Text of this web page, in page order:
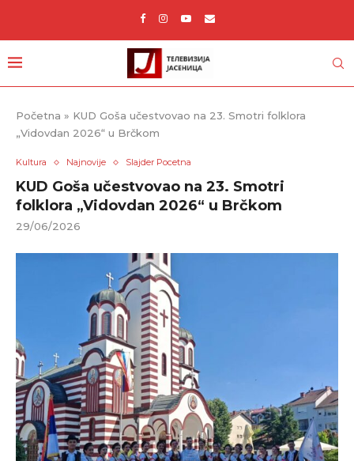
Početna » KUD Goša učestvovao na 23. Smotri folklora
„Vidovdan 2026“ u Brčkom
Kultura Najnovije Slajder Pocetna
KUD Goša učestvovao na 23. Smotri
folklora „Vidovdan 2026“ u Brčkom
29/06/2026